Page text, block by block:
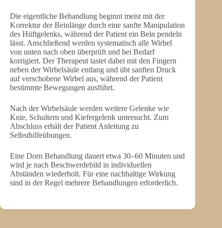
Die eigentliche Behandlung beginnt meist mit der
Korrektur der Beinlänge durch eine sanfte Manipulation
des Hüftgelenks, während der Patient ein Bein pendeln
lässt. Anschließend werden systematisch alle Wirbel
von unten nach oben überprüft und bei Bedarf
korrigiert. Der Therapeut tastet dabei mit den Fingern
neben der Wirbelsäule entlang und übt sanften Druck
auf verschobene Wirbel aus, während der Patient
bestimmte Bewegungen ausführt.
Nach der Wirbelsäule werden weitere Gelenke wie
Knie, Schultern und Kiefergelenk untersucht. Zum
Abschluss erhält der Patient Anleitung zu
Selbsthilfeübungen.
Eine Dorn Behandlung dauert etwa 30–60 Minuten und
wird je nach Beschwerdebild in individuellen
Abständen wiederholt. Für eine nachhaltige Wirkung
sind in der Regel mehrere Behandlungen erforderlich.